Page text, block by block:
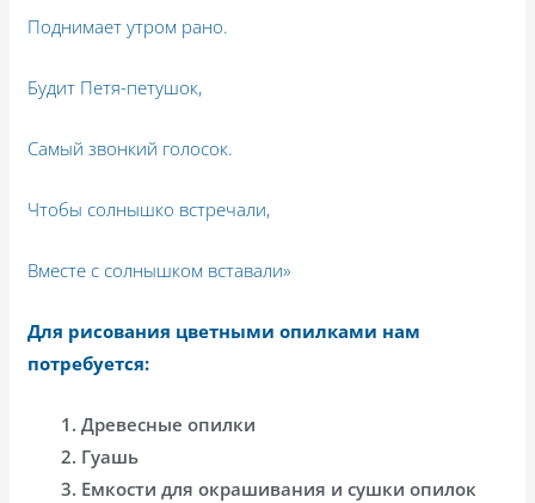
Поднимает утром рано.
Будит Петя-петушок,
Самый звонкий голосок.
Чтобы солнышко встречали,
Вместе с солнышком вставали»
Для рисования цветными опилками нам
потребуется:
Древесные опилки
Гуашь
Емкости для окрашивания и сушки опилок